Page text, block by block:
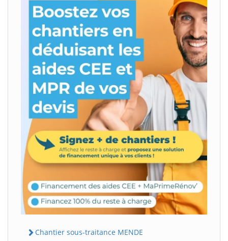
Chantier sous-traitance MENDE